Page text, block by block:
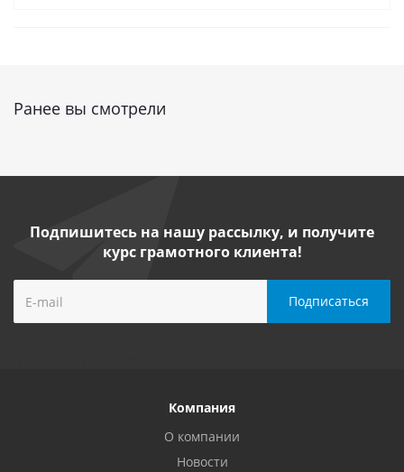
Ранее вы смотрели
Подпишитесь на нашу рассылку, и получите
курс грамотного клиента!
Компания
О компании
Новости